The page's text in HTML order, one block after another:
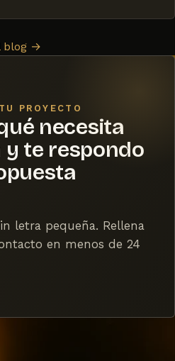
blog →
PROYECTO
necesita
te respondo
letra pequeña. Rellena
en menos de 24